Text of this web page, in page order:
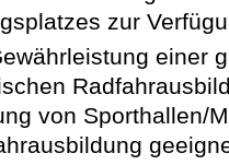
zur
einer
von Sporthallen/